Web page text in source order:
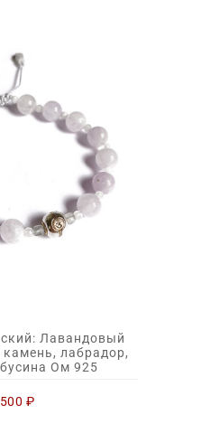
Лавандовый
лабрадор,
Ом 925
₽